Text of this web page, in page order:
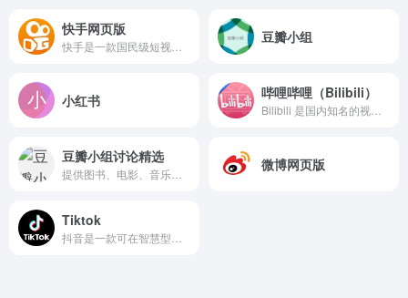
快手网页版 豆瓣小组
小红书 哔哩哔哩（Bilibili）
豆瓣小组讨论精选 微博网页版
Tiktok